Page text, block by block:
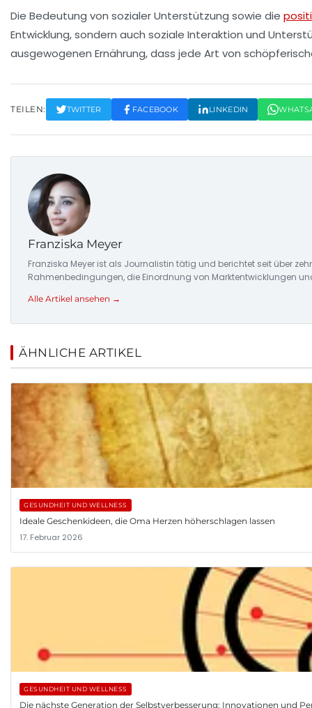
Die Bedeutung von sozialer Unterstützung sowie die
Entwicklung, sondern auch soziale Interaktion und
ausgewogenen Ernährung, dass jede Art von
TEILEN: TWITTER FACEBOOK LINKEDIN
Franziska Meyer
Franziska Meyer ist als Journalistin tätig und berichtet seit über
Rahmenbedingungen, die Einordnung von Marktentwicklungen
Alle Artikel ansehen →
ÄHNLICHE ARTIKEL
GESUNDHEIT UND WELLNESS
Ideale Geschenkideen, die Oma Herzen höherschlagen lassen
17. Februar 2026
GESUNDHEIT UND WELLNESS
Die nächste Generation der Selbstverbesserung: Innovationen und